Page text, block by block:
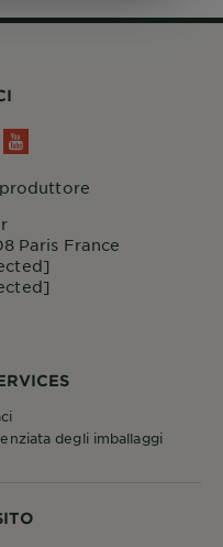
degli imballaggi
Paris France